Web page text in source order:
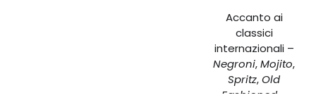
Accanto ai
classici
internazionali –
Negroni,Mojito,
Spritz,Old
Fashioned–